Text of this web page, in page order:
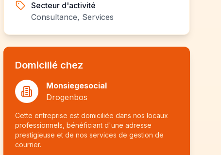
Secteur d'activité
Consultance, Services
Domicilié chez
Monsiegesocial
Drogenbos
Cette entreprise est domiciliée dans nos locaux
professionnels, bénéficiant d'une adresse
prestigieuse et de nos services de gestion de
courrier.